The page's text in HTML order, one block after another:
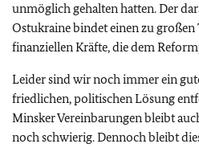
unmöglich gehalten hatten. Der
Ostukraine bindet einen zu
finanziellen Kräfte, die dem
Leider sind wir noch immer ein
friedlichen, politischen Lösung
Minsker Vereinbarungen bleibt
noch schwierig. Dennoch bleibt